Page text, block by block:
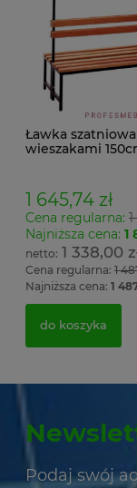
Ławka
wieszakami
1 645,74 zł
Cena regularna:
Najniższa cena: 1
1 338,00
Cena regularna: 1
Najniższa cena: 1
do koszyka
Podaj swój